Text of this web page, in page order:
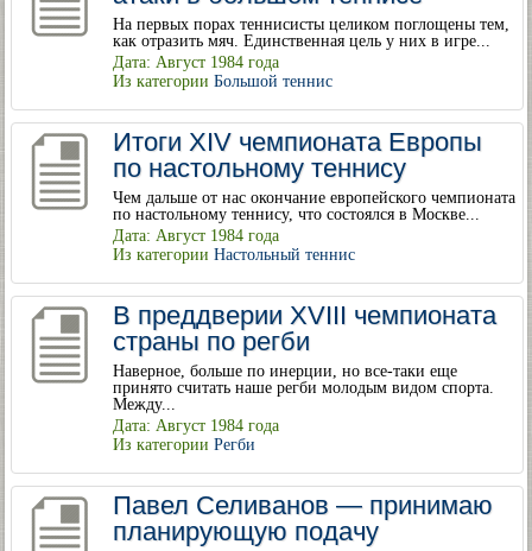
На первых порах теннисисты целиком поглощены тем,
как отразить мяч. Единственная цель у них в игре...
Дата: Август 1984 года
Из категории Большой теннис
Итоги XIV чемпионата Европы
по настольному теннису
Чем дальше от нас окончание европейского чемпионата
по настольному теннису, что состоялся в Москве...
Дата: Август 1984 года
Из категории Настольный теннис
В преддверии XVIII чемпионата
страны по регби
Наверное, больше по инерции, но все-таки еще
принято считать наше регби молодым видом спорта.
Между...
Дата: Август 1984 года
Из категории Регби
Павел Селиванов — принимаю
планирующую подачу